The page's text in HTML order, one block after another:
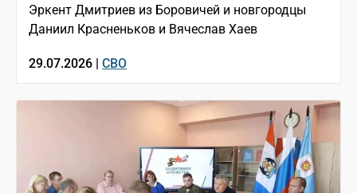
Эркент Дмитриев из Боровичей и новгородцы
Даниил Красненьков и Вячеслав Хаев
29.07.2026 | СВО